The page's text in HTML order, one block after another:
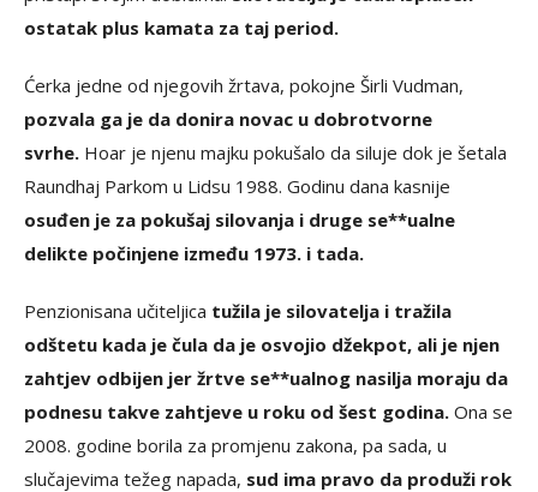
ostatak plus kamata za taj period.
Ćerka jedne od njegovih žrtava, pokojne Širli Vudman,
pozvala ga je da donira novac u dobrotvorne
svrhe. Hoar je njenu majku pokušalo da siluje dok je šetala
Raundhaj Parkom u Lidsu 1988. Godinu dana kasnije
osuđen je za pokušaj silovanja i druge se**ualne
delikte počinjene između 1973. i tada.
Penzionisana učiteljica tužila je silovatelja i tražila
odštetu kada je čula da je osvojio džekpot, ali je njen
zahtjev odbijen jer žrtve se**ualnog nasilja moraju da
podnesu takve zahtjeve u roku od šest godina. Ona se
2008. godine borila za promjenu zakona, pa sada, u
slučajevima težeg napada, sud ima pravo da produži rok